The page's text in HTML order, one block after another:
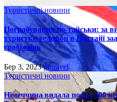
Туристичні новини
Пограбування по-тайськи: за
туристки телефон в Паттайї
грабіжник
Бер 3, 2023ggtravel
Туристичні новини
Німеччина видала понад 500